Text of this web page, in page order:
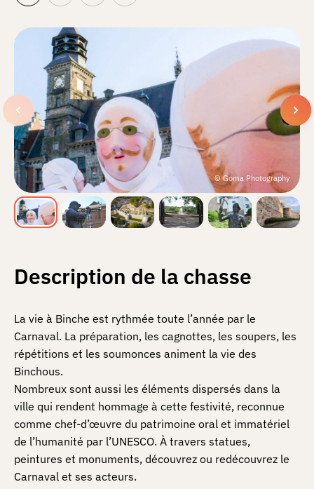
© Goma Photography
Description de la chasse
La vie à Binche est rythmée toute l’année par le
Carnaval. La préparation, les cagnottes, les soupers, les
répétitions et les soumonces animent la vie des
Binchous.
Nombreux sont aussi les éléments dispersés dans la
ville qui rendent hommage à cette festivité, reconnue
comme chef-d’œuvre du patrimoine oral et immatériel
de l’humanité par l’UNESCO. À travers statues,
peintures et monuments, découvrez ou redécouvrez le
Carnaval et ses acteurs.